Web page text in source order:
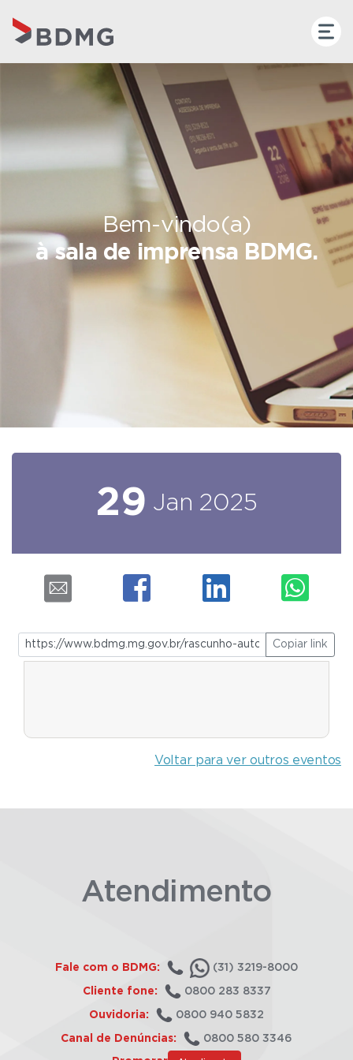
Bem-vindo(a)
à sala de imprensa BDMG.
29 Jan 2025
Copiar link
Voltar para ver outros eventos
Atendimento
Fale com o BDMG: (31) 3219-8000
Cliente fone: 0800 283 8337
Ouvidoria: 0800 940 5832
Canal de Denúncias: 0800 580 3346